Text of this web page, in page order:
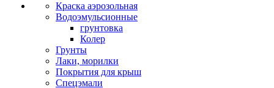
Краска аэрозольная
Водоэмульсионные
грунтовка
Колер
Грунты
Лаки, морилки
Покрытия для крыш
Спецэмали